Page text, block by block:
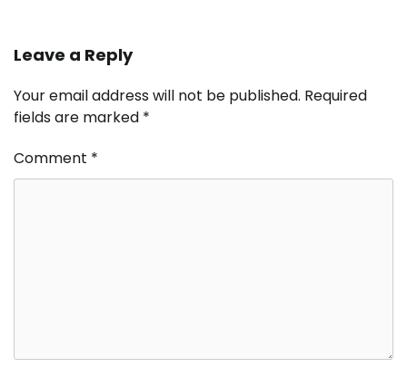
Leave a Reply
Your email address will not be published. Required
fields are marked *
Comment *